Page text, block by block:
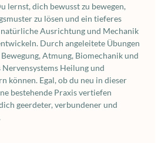
lernst, dich bewusst zu bewegen,
zu lösen und ein tieferes
Ausrichtung und Mechanik
Durch angeleitete Übungen
Atmung, Biomechanik und
Nervensystems Heilung und
können. Egal, ob du neu in dieser
bestehende Praxis vertiefen
geerdeter, verbundener und